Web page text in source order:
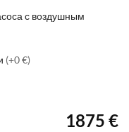
с воздушным
(+0 €)
1875 €